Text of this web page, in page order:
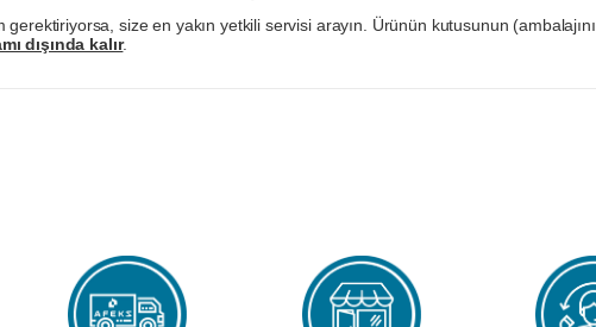
gerektiriyorsa, size en yakın yetkili servisi arayın. Ürünün kutusunun
dışında kalır.